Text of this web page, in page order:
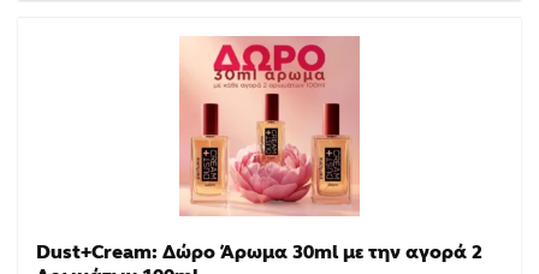
Dust+Cream: Δώρο Άρωμα 30ml με την αγορά 2